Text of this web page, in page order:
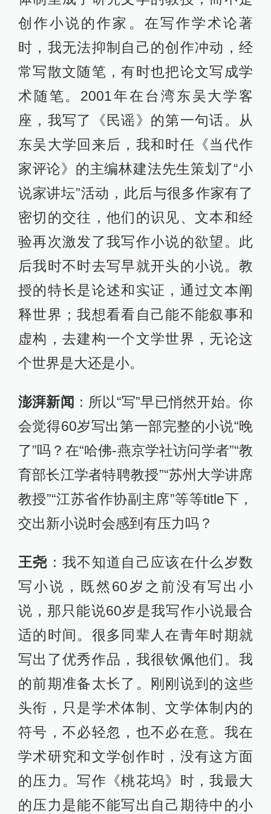
创作小说的作家。在写作学术论著
时，我无法抑制自己的创作冲动，经
常写散文随笔，有时也把论文写成学
术随笔。2001年在台湾东吴大学客
座，我写了《民谣》的第一句话。从
东吴大学回来后，我和时任《当代作
家评论》的主编林建法先生策划了“小
说家讲坛”活动，此后与很多作家有了
密切的交往，他们的识见、文本和经
验再次激发了我写作小说的欲望。此
后我时不时去写早就开头的小说。教
授的特长是论述和实证，通过文本阐
释世界；我想看看自己能不能叙事和
虚构，去建构一个文学世界，无论这
个世界是大还是小。
澎湃新闻 ：所以“写”早已悄然开始。你
会觉得60岁写出第一部完整的小说“晚
了”吗？在“哈佛-燕京学社访问学者”“教
育部长江学者特聘教授”“苏州大学讲席
教授”“江苏省作协副主席”等等title下，
交出新小说时会感到有压力吗？
王尧 ：我不知道自己应该在什么岁数
写小说，既然60岁之前没有写出小
说，那只能说60岁是我写作小说最合
适的时间。很多同辈人在青年时期就
写出了优秀作品，我很钦佩他们。我
的前期准备太长了。刚刚说到的这些
头衔，只是学术体制、文学体制内的
符号，不必轻忽，也不必在意。我在
学术研究和文学创作时，没有这方面
的压力。写作《桃花坞》时，我最大
的压力是能不能写出自己期待中的小